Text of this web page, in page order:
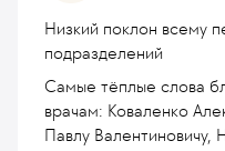
Низкий поклон всему
подразделений
Самые тёплые слова
врачам: Коваленко
Павлу